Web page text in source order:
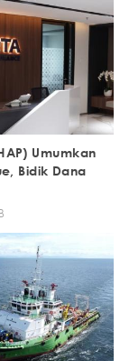
Umumkan
Bidik Dana